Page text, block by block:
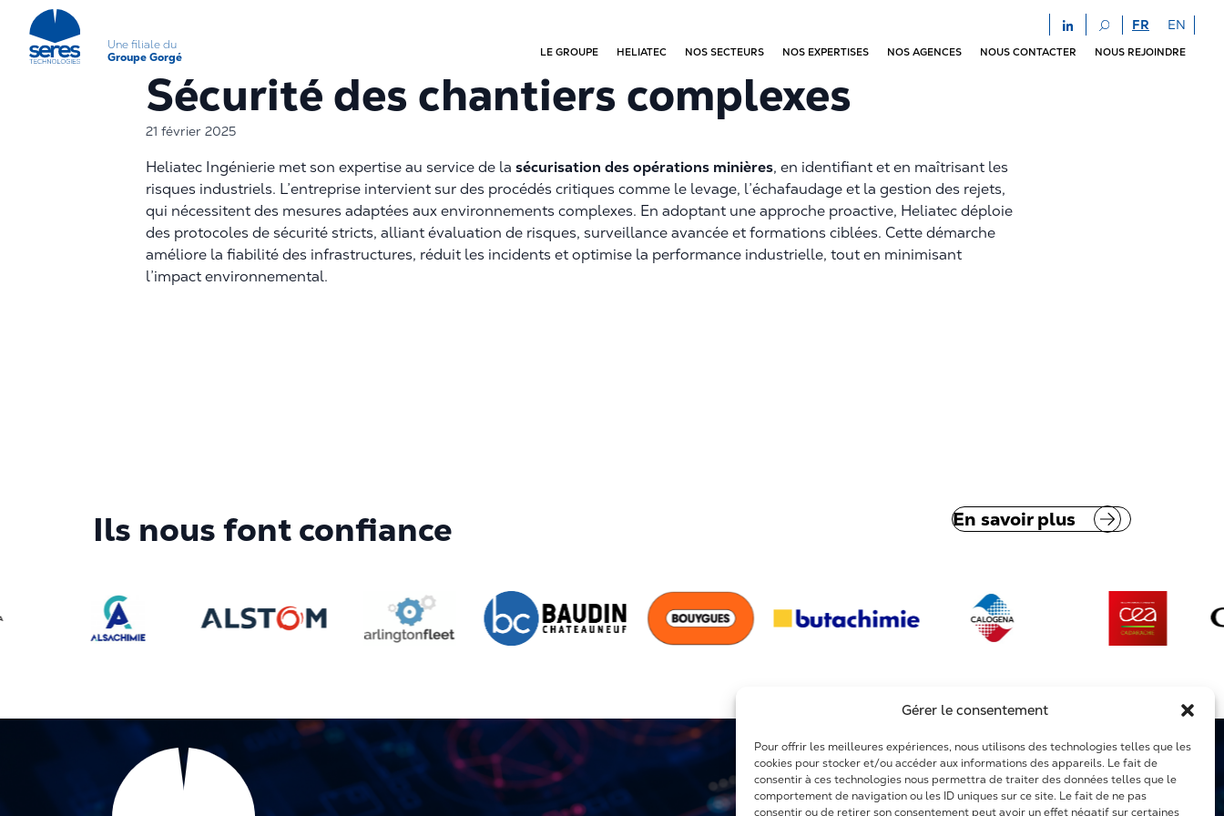
Gérer le consentement
Pour offrir les meilleures expériences, nous utilisons des technologies telles que les
cookies pour stocker et/ou accéder aux informations des appareils. Le fait de
consentir à ces technologies nous permettra de traiter des données telles que le
comportement de navigation ou les ID uniques sur ce site. Le fait de ne pas
consentir ou de retirer son consentement peut avoir un effet négatif sur certaines
Une filiale du
Groupe Gorgé
FR EN
LE GROUPE HELIATEC NOS SECTEURS NOS EXPERTISES NOS AGENCES NOUS CONTACTER NOUS REJOINDRE
Sécurité des chantiers complexes
21 février 2025
Heliatec Ingénierie met son expertise au service de la sécurisation des opérations minières, en identifiant et en maîtrisant les
risques industriels. L’entreprise intervient sur des procédés critiques comme le levage, l’échafaudage et la gestion des rejets,
qui nécessitent des mesures adaptées aux environnements complexes. En adoptant une approche proactive, Heliatec déploie
des protocoles de sécurité stricts, alliant évaluation de risques, surveillance avancée et formations ciblées. Cette démarche
améliore la fiabilité des infrastructures, réduit les incidents et optimise la performance industrielle, tout en minimisant
l’impact environnemental.
Ils nous font confiance En savoir plus